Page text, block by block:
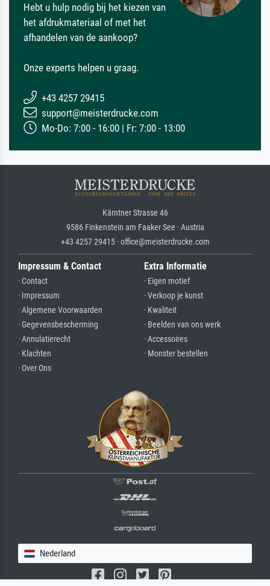
Hebt u hulp nodig bij het kiezen van
het afdrukmateriaal of met het
afhandelen van de aankoop?
Onze experts helpen u graag.
+43 4257 29415
support@meisterdrucke.com
Mo-Do: 7:00 - 16:00 | Fr: 7:00 - 13:00
Kärntner Strasse 46
9586 Finkenstein am Faaker See · Austria
+43 4257 29415 · office@meisterdrucke.com
Impressum & Contact
· Contact
· Impressum
· Algemene Voorwaarden
· Gegevensbescherming
· Annulatierecht
· Klachten
· Over Ons
Extra Informatie
· Eigen motief
· Verkoop je kunst
· Kwaliteit
· Beelden van ons werk
· Accessoires
· Monster bestellen
Nederland